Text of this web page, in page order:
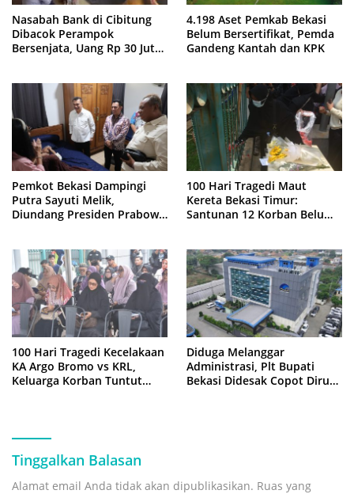
Nasabah Bank di Cibitung
Dibacok Perampok
Bersenjata, Uang Rp 30 Juta
4.198 Aset Pemkab Bekasi
Belum Bersertifikat, Pemda
Gandeng Kantah dan KPK
Pemkot Bekasi Dampingi
Putra Sayuti Melik,
Diundang Presiden Prabowo
100 Hari Tragedi Maut
Kereta Bekasi Timur:
Santunan 12 Korban Belum
100 Hari Tragedi Kecelakaan
KA Argo Bromo vs KRL,
Keluarga Korban Tuntut
Diduga Melanggar
Administrasi, Plt Bupati
Bekasi Didesak Copot Dirum
Tinggalkan Balasan
Alamat email Anda tidak akan dipublikasikan. Ruas yang